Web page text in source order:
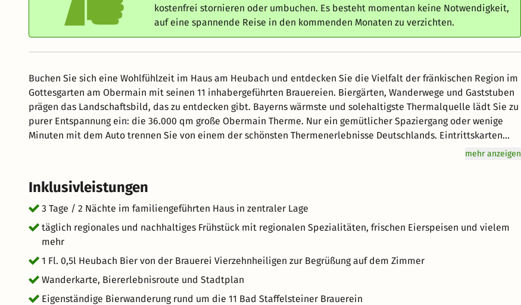
kostenfrei stornieren oder umbuchen. Es besteht momentan keine Notwendigkeit,
auf eine spannende Reise in den kommenden Monaten zu verzichten.
Buchen Sie sich eine Wohlfühlzeit im Haus am Heubach und entdecken Sie die Vielfalt der fränkischen Region im
Gottesgarten am Obermain mit seinen 11 inhabergeführten Brauereien. Biergärten, Wanderwege und Gaststuben
prägen das Landschaftsbild, das zu entdecken gibt. Bayerns wärmste und solehaltigste Thermalquelle lädt Sie zu
purer Entspannung ein: die 36.000 qm große Obermain Therme. Nur ein gemütlicher Spaziergang oder wenige
Minuten mit dem Auto trennen Sie von einem der schönsten Thermenerlebnisse Deutschlands. Eintrittskarten
mehr anzeigen
Inklusivleistungen
3 Tage / 2 Nächte im familiengeführten Haus in zentraler Lage
täglich regionales und nachhaltiges Frühstück mit regionalen Spezialitäten, frischen Eierspeisen und vielem
mehr
1 Fl. 0,5l Heubach Bier von der Brauerei Vierzehnheiligen zur Begrüßung auf dem Zimmer
Wanderkarte, Biererlebnisroute und Stadtplan
Eigenständige Bierwanderung rund um die 11 Bad Staffelsteiner Brauerein